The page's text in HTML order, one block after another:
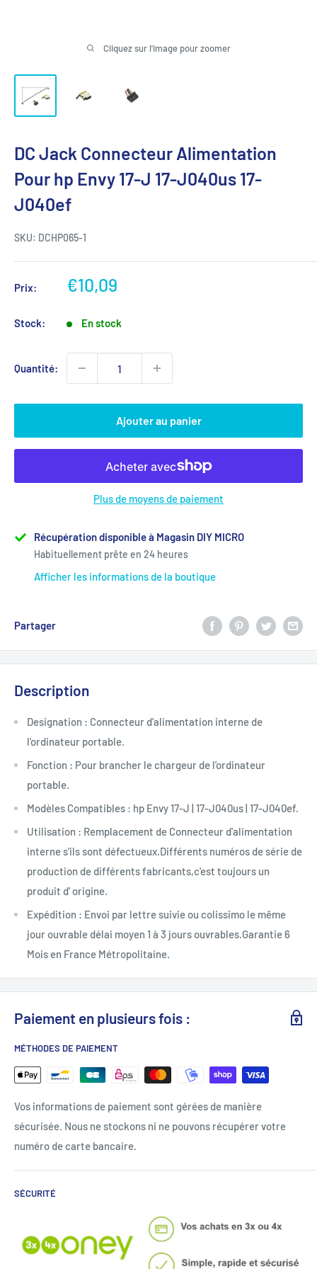
Cliquez sur l'image pour zoomer
DC Jack Connecteur Alimentation
Pour hp Envy 17-J 17-J040us 17-
J040ef
SKU: DCHP065-1
Prix:
Prix
€10,09
Stock: En stock
Quantité:
Ajouter au panier
Plus de moyens de paiement
Récupération disponible à Magasin DIY MICRO
Habituellement prête en 24 heures
Afficher les informations de la boutique
Partager
Description
Designation : Connecteur d'alimentation interne de
l'ordinateur portable.
Fonction : Pour brancher le chargeur de l'ordinateur
portable.
Modèles Compatibles : hp Envy 17-J | 17-J040us | 17-J040ef.
Utilisation : Remplacement de Connecteur d'alimentation
interne s'ils sont défectueux.Différents numéros de série de
production de différents fabricants,c'est toujours un
produit d' origine.
Expédition : Envoi par lettre suivie ou colissimo le même
jour ouvrable délai moyen 1 à 3 jours ouvrables.Garantie 6
Mois en France Métropolitaine.
Paiement en plusieurs fois :
MÉTHODES DE PAIEMENT
Vos informations de paiement sont gérées de manière
sécurisée. Nous ne stockons ni ne pouvons récupérer votre
numéro de carte bancaire.
SÉCURITÉ